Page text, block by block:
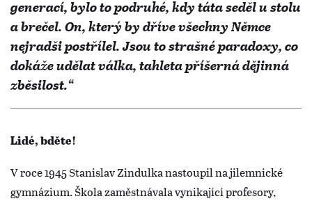
generací, bylo to podruhé, kdy táta seděl u stolu
a brečel. On, který by dříve všechny Němce
nejradši postřílel. Jsou to strašné paradoxy, co
dokáže udělat válka, tahleta příšerná dějinná
zběsilost.“
Lidé, bděte!
V roce 1945 Stanislav Zindulka nastoupil na jilemnické
gymnázium. Škola zaměstnávala vynikající profesory,